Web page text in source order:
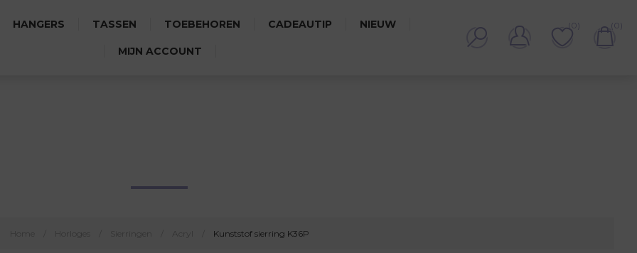
HANGERS TASSEN TOEBEHOREN CADEAUTIP NIEUW
MIJN ACCOUNT
(0) (0)
Kunststof sierring K36P